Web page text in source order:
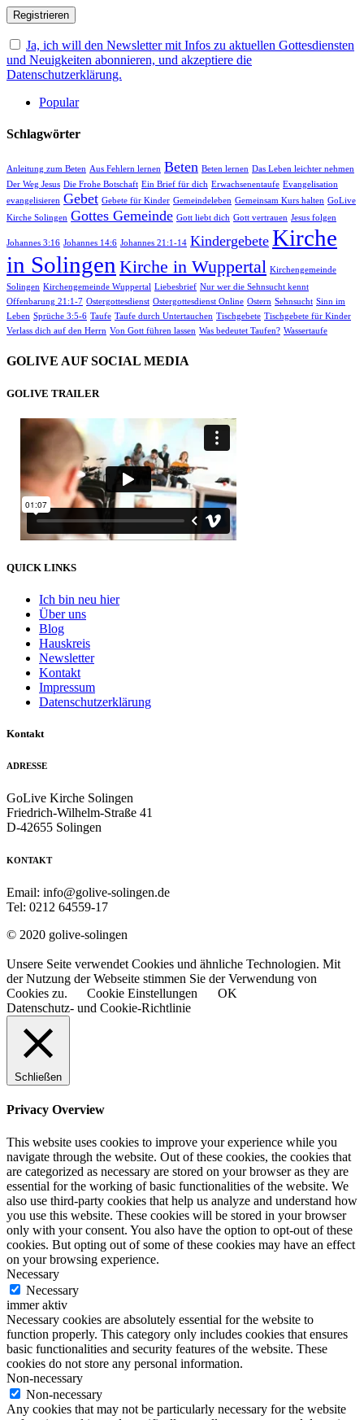
Ja, ich will den Newsletter mit Infos zu aktuellen Gottesdiensten
und Neuigkeiten abonnieren, und akzeptiere die
Datenschutzerklärung.
Popular
Schlagwörter
Anleitung zum Beten Aus Fehlern lernen Beten Beten lernen Das Leben leichter nehmen
Der Weg Jesus Die Frohe Botschaft Ein Brief für dich Erwachsenentaufe Evangelisation
evangelisieren Gebet Gebete für Kinder Gemeindeleben Gemeinsam Kurs halten GoLive
Kirche Solingen Gottes Gemeinde Gott liebt dich Gott vertrauen Jesus folgen
Johannes 3:16 Johannes 14:6 Johannes 21:1-14 Kindergebete Kirche
in Solingen Kirche in Wuppertal Kirchengemeinde
Solingen Kirchengemeinde Wuppertal Liebesbrief Nur wer die Sehnsucht kennt
Offenbarung 21:1-7 Ostergottesdienst Ostergottesdienst Online Ostern Sehnsucht Sinn im
Leben Sprüche 3:5-6 Taufe Taufe durch Untertauchen Tischgebete Tischgebete für Kinder
Verlass dich auf den Herrn Von Gott führen lassen Was bedeutet Taufen? Wassertaufe
GOLIVE AUF SOCIAL MEDIA
GOLIVE TRAILER
QUICK LINKS
Ich bin neu hier
Über uns
Blog
Hauskreis
Newsletter
Kontakt
Impressum
Datenschutzerklärung
Kontakt
ADRESSE
GoLive Kirche Solingen
Friedrich-Wilhelm-Straße 41
D-42655 Solingen
KONTAKT
Email: info@golive-solingen.de
Tel: 0212 64559-17
© 2020 golive-solingen
Unsere Seite verwendet Cookies und ähnliche Technologien. Mit
der Nutzung der Webseite stimmen Sie der Verwendung von
Cookies zu.
Cookie Einstellungen
OK
Datenschutz- und Cookie-Richtlinie
Schließen
Privacy Overview
This website uses cookies to improve your experience while you
navigate through the website. Out of these cookies, the cookies that
are categorized as necessary are stored on your browser as they are
essential for the working of basic functionalities of the website. We
also use third-party cookies that help us analyze and understand how
you use this website. These cookies will be stored in your browser
only with your consent. You also have the option to opt-out of these
cookies. But opting out of some of these cookies may have an effect
on your browsing experience.
Necessary
Necessary
immer aktiv
Necessary cookies are absolutely essential for the website to
function properly. This category only includes cookies that ensures
basic functionalities and security features of the website. These
cookies do not store any personal information.
Non-necessary
Non-necessary
Any cookies that may not be particularly necessary for the website